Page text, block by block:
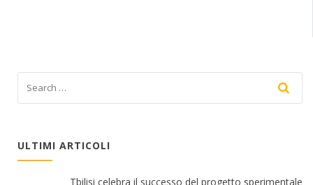
ULTIMI ARTICOLI
Tbilisi celebra il successo del progetto sperimentale